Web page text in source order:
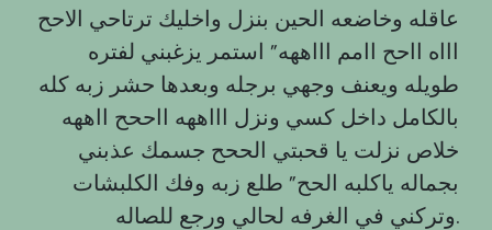
عاقله وخاضعه الحين بنزل واخليك ترتاحي الاحح
اااه ااحح اامم اااههه” استمر يزغبني لفتره
طويله ويعنف وجهي برجله وبعدها حشر زبه كله
بالكامل داخل كسي ونزل اااههه ااححح ااههه
خلاص نزلت يا قحبتي الححح جسمك عذبني
بجماله ياكلبه الحح” طلع زبه وفك الكلبشات
وتركني في الغرفه لحالي ورجع للصاله.